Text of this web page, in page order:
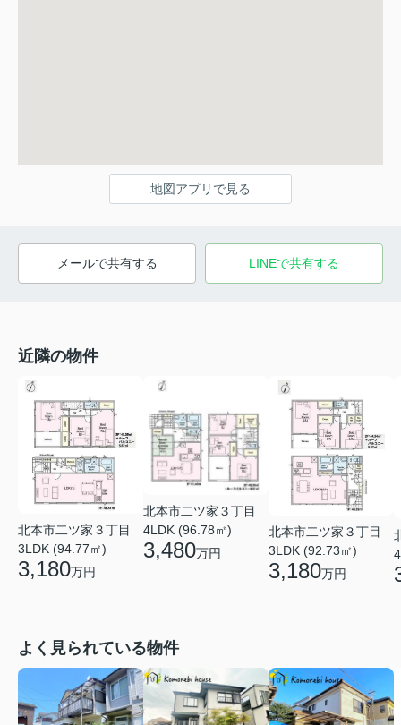
地図アプリで見る
メールで共有する LINEで共有する
近隣の物件
北本市二ツ家３丁目
3LDK (94.77㎡)
3,180万円
北本市二ツ家３丁目
4LDK (96.78㎡)
3,480万円
北本市二ツ家３丁目
3LDK (92.73㎡)
3,180万円
よく見られている物件